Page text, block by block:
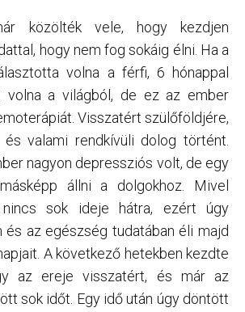
közölték vele, hogy kezdjen
hogy nem fog sokáig élni. Ha a
volna a férfi, 6 hónappal
volna a világból, de ez az ember
Visszatért szülőföldjére,
és valami rendkívüli dolog történt.
nagyon depressziós volt, de egy
állni a dolgokhoz. Mivel
nincs sok ideje hátra, ezért úgy
és az egészség tudatában éli majd
A következő hetekben kezdte
az ereje visszatért, és már az
sok időt. Egy idő után úgy döntött